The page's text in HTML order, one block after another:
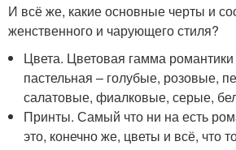
И всё же, какие основные черты и
женственного и чарующего стиля?
Цвета. Цветовая гамма
пастельная – голубые, розовые,
салатовые, фиалковые, серые,
Принты. Самый что ни на есть
это, конечно же, цветы и всё, что